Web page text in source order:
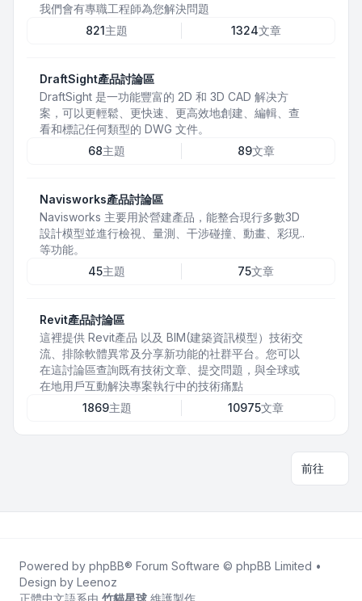
我們會有專職工程師為您解決問題
821主題 1324文章
DraftSight產品討論區
DraftSight 是一功能豐富的 2D 和 3D CAD 解决方
案，可以更輕鬆、更快速、更高效地創建、編輯、查
看和標記任何類型的 DWG 文件。
68主題 89文章
Navisworks產品討論區
Navisworks 主要用於營建產品，能整合現行多數3D
設計模型並進行檢視、量測、干涉碰撞、動畫、彩現..
等功能。
45主題 75文章
Revit產品討論區
這裡提供 Revit產品 以及 BIM(建築資訊模型）技術交
流、排除軟體異常及分享新功能的社群平台。您可以
在這討論區查詢既有技術文章、提交問題，與全球或
在地用戶互動解決專案執行中的技術痛點
1869主題 10975文章
前往
Powered by phpBB® Forum Software © phpBB Limited •
Design by Leenoz
正體中文語系由 竹貓星球 維護製作